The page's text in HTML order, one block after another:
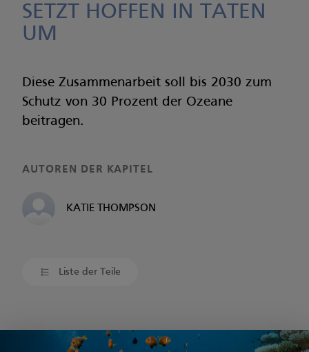
SETZT HOFFEN IN TATEN
UM
Diese Zusammenarbeit soll bis 2030 zum
Schutz von 30 Prozent der Ozeane
beitragen.
AUTOREN DER KAPITEL
KATIE THOMPSON
Liste der Teile